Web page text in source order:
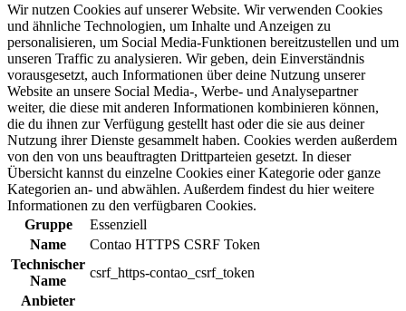
Wir nutzen Cookies auf unserer Website. Wir verwenden Cookies
und ähnliche Technologien, um Inhalte und Anzeigen zu
personalisieren, um Social Media-Funktionen bereitzustellen und um
unseren Traffic zu analysieren. Wir geben, dein Einverständnis
vorausgesetzt, auch Informationen über deine Nutzung unserer
Website an unsere Social Media-, Werbe- und Analysepartner
weiter, die diese mit anderen Informationen kombinieren können,
die du ihnen zur Verfügung gestellt hast oder die sie aus deiner
Nutzung ihrer Dienste gesammelt haben. Cookies werden außerdem
von den von uns beauftragten Drittparteien gesetzt. In dieser
Übersicht kannst du einzelne Cookies einer Kategorie oder ganze
Kategorien an- und abwählen. Außerdem findest du hier weitere
Informationen zu den verfügbaren Cookies.
Gruppe
Essenziell
Name
Contao HTTPS CSRF Token
Technischer
Name
csrf_https-contao_csrf_token
Anbieter